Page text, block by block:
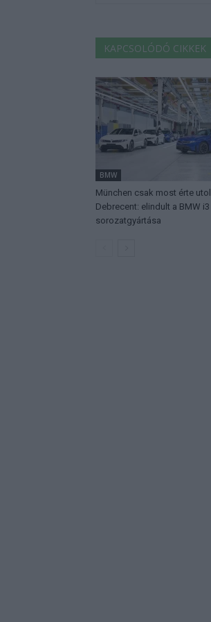
KAPCSOLÓDÓ CIKKEK
BMW
München csak most érte utol
Debrecent: elindult a BMW i3
sorozatgyártása